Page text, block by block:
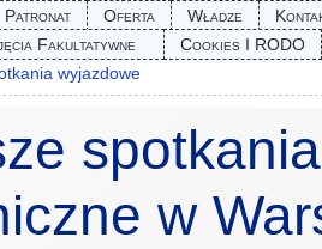
Patronat Oferta Władze
Fakultatywne
Cookies I RODO
wyjazdowe
spotkania
w